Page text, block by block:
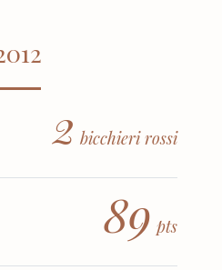
2 bicchieri rossi
89 pts